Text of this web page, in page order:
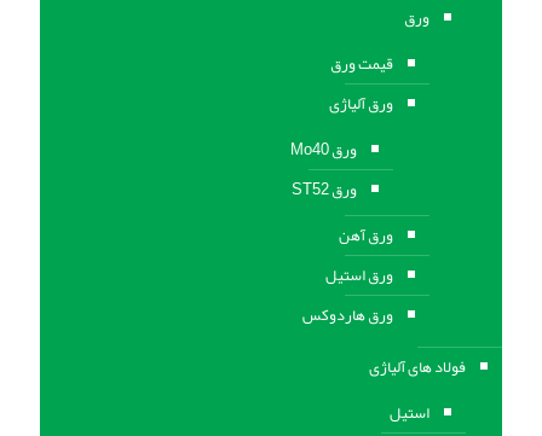
ورق
قیمت ورق
ورق آلیاژی
ورق Mo40
ورق ST52
ورق آهن
ورق استيل
ورق هاردوکس
فولاد های آلیاژی
استیل